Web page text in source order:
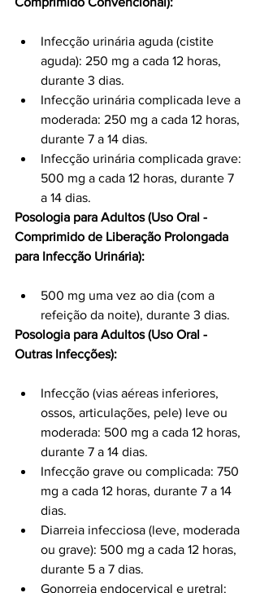
Infecção urinária aguda (cistite
aguda): 250 mg a cada 12 horas,
durante 3 dias.
Infecção urinária complicada leve a
moderada: 250 mg a cada 12 horas,
durante 7 a 14 dias.
Infecção urinária complicada grave:
500 mg a cada 12 horas, durante 7
a 14 dias.
Posologia para Adultos (Uso Oral -
Comprimido de Liberação Prolongada
para Infecção Urinária):
500 mg uma vez ao dia (com a
refeição da noite), durante 3 dias.
Posologia para Adultos (Uso Oral -
Outras Infecções):
Infecção (vias aéreas inferiores,
ossos, articulações, pele) leve ou
moderada: 500 mg a cada 12 horas,
durante 7 a 14 dias.
Infecção grave ou complicada: 750
mg a cada 12 horas, durante 7 a 14
dias.
Diarreia infecciosa (leve, moderada
ou grave): 500 mg a cada 12 horas,
durante 5 a 7 dias.
Gonorreia endocervical e uretral: